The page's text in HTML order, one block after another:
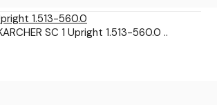
1.513-560.0
SC 1 Upright 1.513-560.0 ..